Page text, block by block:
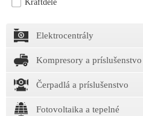
Kraftdele
Elektrocentrály
Kompresory a príslušenstvo
Čerpadlá a príslušenstvo
Fotovoltaika a tepelné